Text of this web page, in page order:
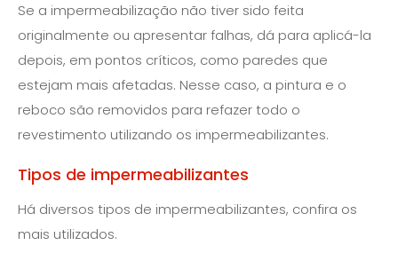
Se a impermeabilização não tiver sido feita
originalmente ou apresentar falhas, dá para aplicá-la
depois, em pontos críticos, como paredes que
estejam mais afetadas. Nesse caso, a pintura e o
reboco são removidos para refazer todo o
revestimento utilizando os impermeabilizantes.
Tipos de impermeabilizantes
Há diversos tipos de impermeabilizantes, confira os
mais utilizados.